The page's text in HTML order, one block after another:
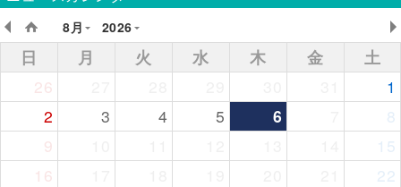
8月
2026
日 月 火 水 木 金
土
26
1
2
3 4 5 6
8
9
15
16
22